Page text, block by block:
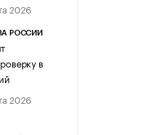
2026
РОССИИ
в
2026